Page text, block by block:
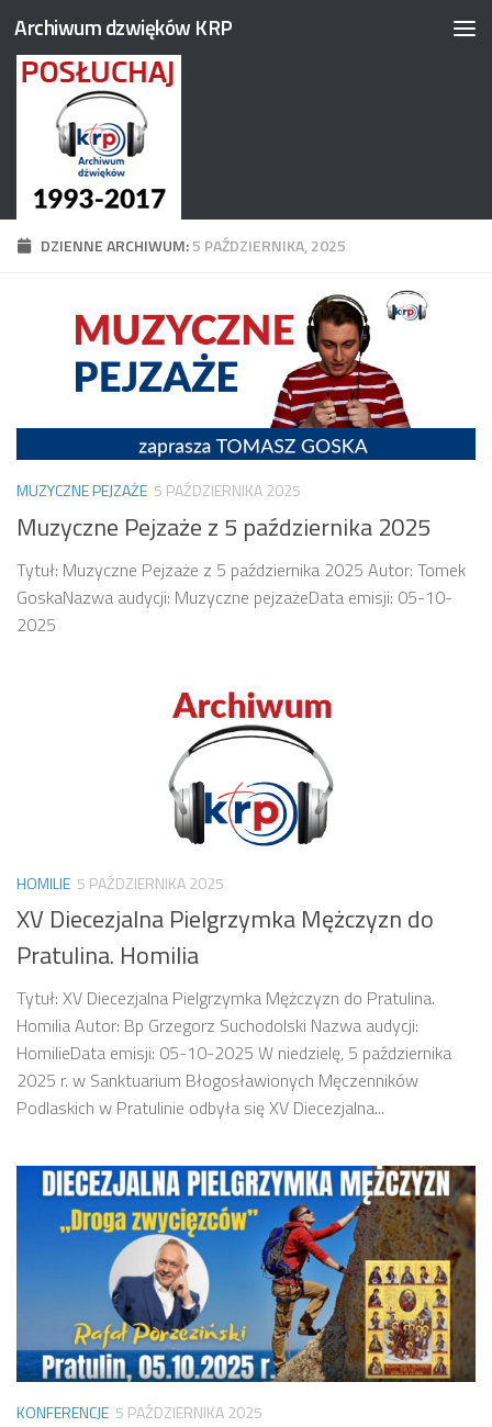
Przejdź do treści
Archiwum dzwięków KRP
DZIENNE ARCHIWUM:5 PAŹDZIERNIKA, 2025
MUZYCZNE PEJZAŻE 5 PAŹDZIERNIKA 2025
Muzyczne Pejzaże z 5 października 2025
Tytuł: Muzyczne Pejzaże z 5 października 2025 Autor: Tomek
GoskaNazwa audycji: Muzyczne pejzażeData emisji: 05-10-
2025
HOMILIE 5 PAŹDZIERNIKA 2025
XV Diecezjalna Pielgrzymka Mężczyzn do
Pratulina. Homilia
Tytuł: XV Diecezjalna Pielgrzymka Mężczyzn do Pratulina.
Homilia Autor: Bp Grzegorz Suchodolski Nazwa audycji:
HomilieData emisji: 05-10-2025 W niedzielę, 5 października
2025 r. w Sanktuarium Błogosławionych Męczenników
Podlaskich w Pratulinie odbyła się XV Diecezjalna...
KONFERENCJE 5 PAŹDZIERNIKA 2025